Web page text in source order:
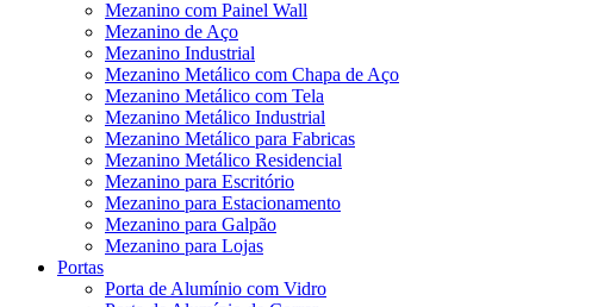
Mezanino com Painel Wall
Mezanino de Aço
Mezanino Industrial
Mezanino Metálico com Chapa de Aço
Mezanino Metálico com Tela
Mezanino Metálico Industrial
Mezanino Metálico para Fabricas
Mezanino Metálico Residencial
Mezanino para Escritório
Mezanino para Estacionamento
Mezanino para Galpão
Mezanino para Lojas
Portas
Porta de Alumínio com Vidro